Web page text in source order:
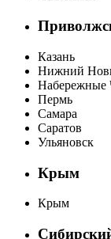
Казань
Нижний
Набережные
Пермь
Самара
Саратов
Ульяновск
Крым
Крым